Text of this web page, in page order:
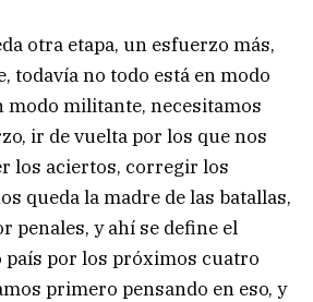
otra etapa, un esfuerzo más,
todavía no todo está en modo
modo militante, necesitamos
ir de vuelta por los que nos
los aciertos, corregir los
queda la madre de las batallas,
penales, y ahí se define el
por los próximos cuatro
primero pensando en eso, y